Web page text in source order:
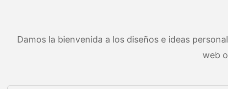
Damos la bienvenida a los diseños e ideas
web